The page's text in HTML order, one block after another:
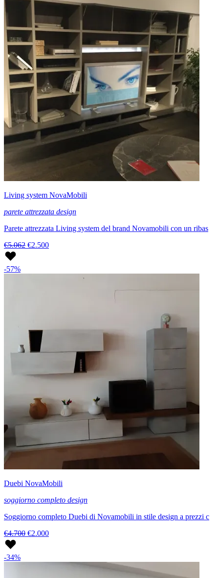
Living system NovaMobili
parete attrezzata design
Parete attrezzata Living system del brand Novamobili con un ribas
€5.062 €2.500
-57%
Duebi NovaMobili
soggiorno completo design
Soggiorno completo Duebi di Novamobili in stile design a prezzi c
€4.700 €2.000
-34%